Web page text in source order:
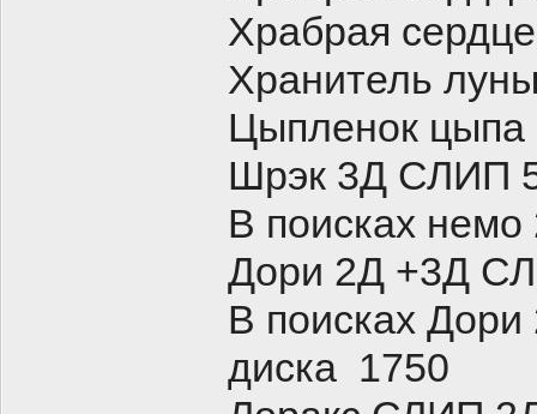
Храбрая
Хранитель
Цыпленок цыпа
Шрэк 3Д СЛИП
В поисках
Дори 2Д +3Д
В поисках
диска 1750